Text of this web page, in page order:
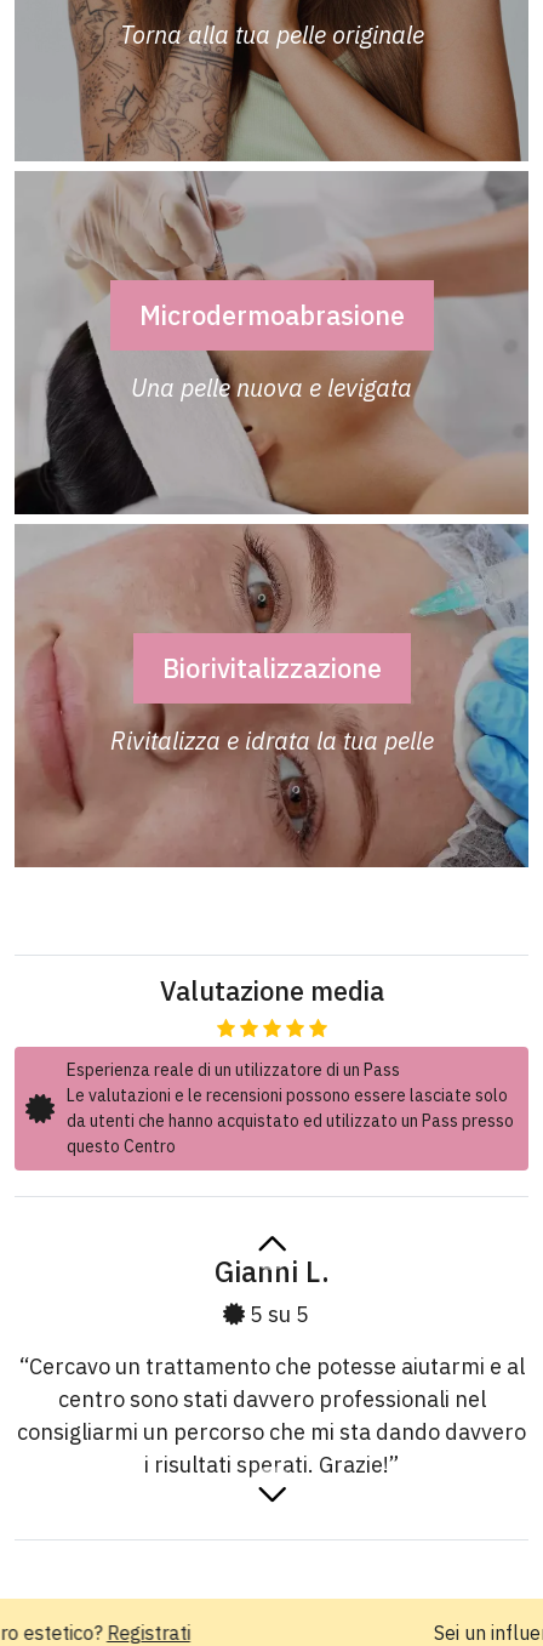
Valutazione media
Esperienza reale di un utilizzatore di un Pass
Le valutazioni e le recensioni possono essere lasciate solo
da utenti che hanno acquistato ed utilizzato un Pass presso
questo Centro
Gianni L.
5 su 5
“Cercavo un trattamento che potesse aiutarmi e al
centro sono stati davvero professionali nel
consigliarmi un percorso che mi sta dando davvero
i risultati sperati. Grazie!”
5 su 5
Torna alla tua pelle originale
Microdermoabrasione
Una pelle nuova e levigata
Biorivitalizzazione
Rivitalizza e idrata la tua pelle
Sei un influencer?